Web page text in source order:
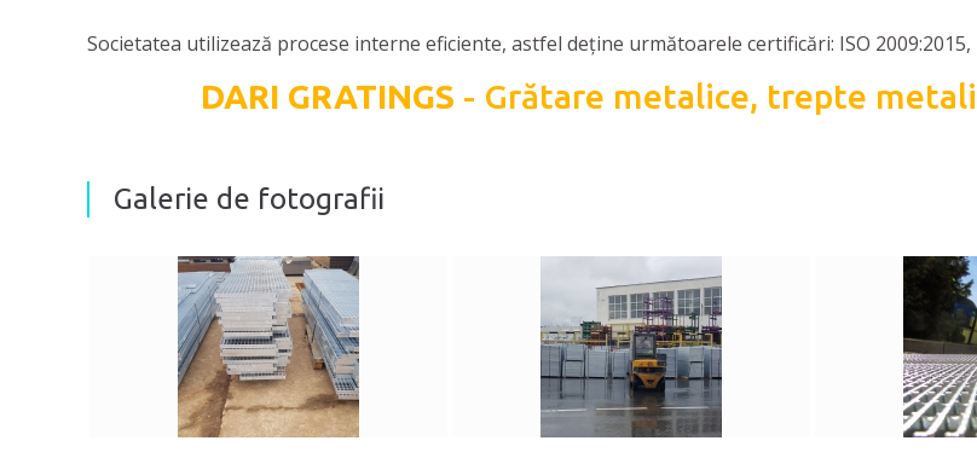
Societatea utilizează procese interne eficiente, astfel deține următoarele certificări: ISO 2009:2015,
DARI GRATINGS - Grătare metalice, trepte
Galerie de fotografii